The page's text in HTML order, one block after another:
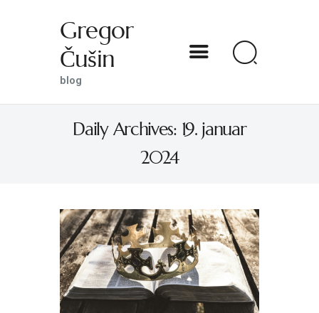
Gregor
Čušin
blog
Daily Archives: 19. januar
2024
DOMOV
S SVETNIKOM NA TI
PREDSTAVE
KNJIGE
KONTAKT